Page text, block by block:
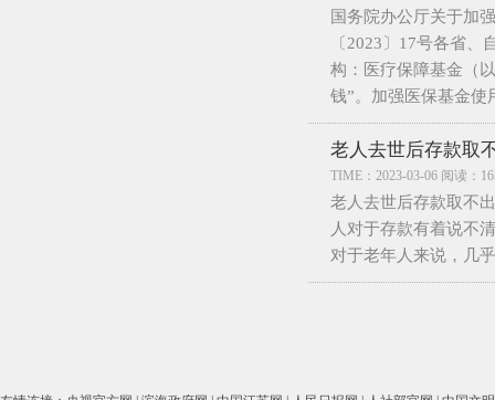
国务院办公厅关于加
〔2023〕17号各省
构：医疗保障基金（
钱”。加强医保基金
老人去世后存款取
TIME：2023-03-06 阅读：
老人去世后存款取不
人对于存款有着说不
对于老年人来说，几